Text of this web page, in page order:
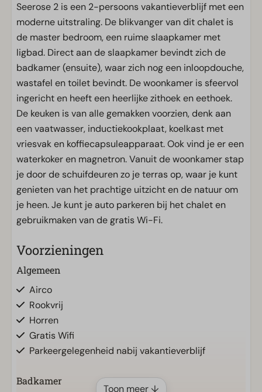
Seerose 2 is een 2-persoons vakantieverblijf met een
moderne uitstraling. De blikvanger van dit chalet is
de master bedroom, een ruime slaapkamer met
ligbad. Direct aan de slaapkamer bevindt zich de
badkamer (ensuite), waar zich nog een inloopdouche,
wastafel en toilet bevindt. De woonkamer is sfeervol
ingericht en heeft een heerlijke zithoek en eethoek.
De keuken is van alle gemakken voorzien, denk aan
een vaatwasser, inductiekookplaat, koelkast met
vriesvak en koffiecapsuleapparaat. Ook vind je er een
waterkoker en magnetron. Vanuit de woonkamer stap
je door de schuifdeuren zo je terras op, waar je kunt
genieten van het prachtige uitzicht en de natuur om
je heen. Je kunt je auto parkeren bij het chalet en
gebruikmaken van de gratis Wi-Fi.
Voorzieningen
Algemeen
Airco
Rookvrij
Horren
Gratis Wifi
Parkeergelegenheid nabij vakantieverblijf
Badkamer
Toon meer ↓